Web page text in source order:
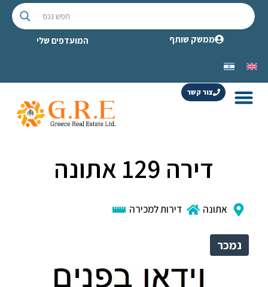
ממשק שותף המועדפים שלי
צור קשר
דירה 129 אתונה
אתונה דירות למכירה
נמכר